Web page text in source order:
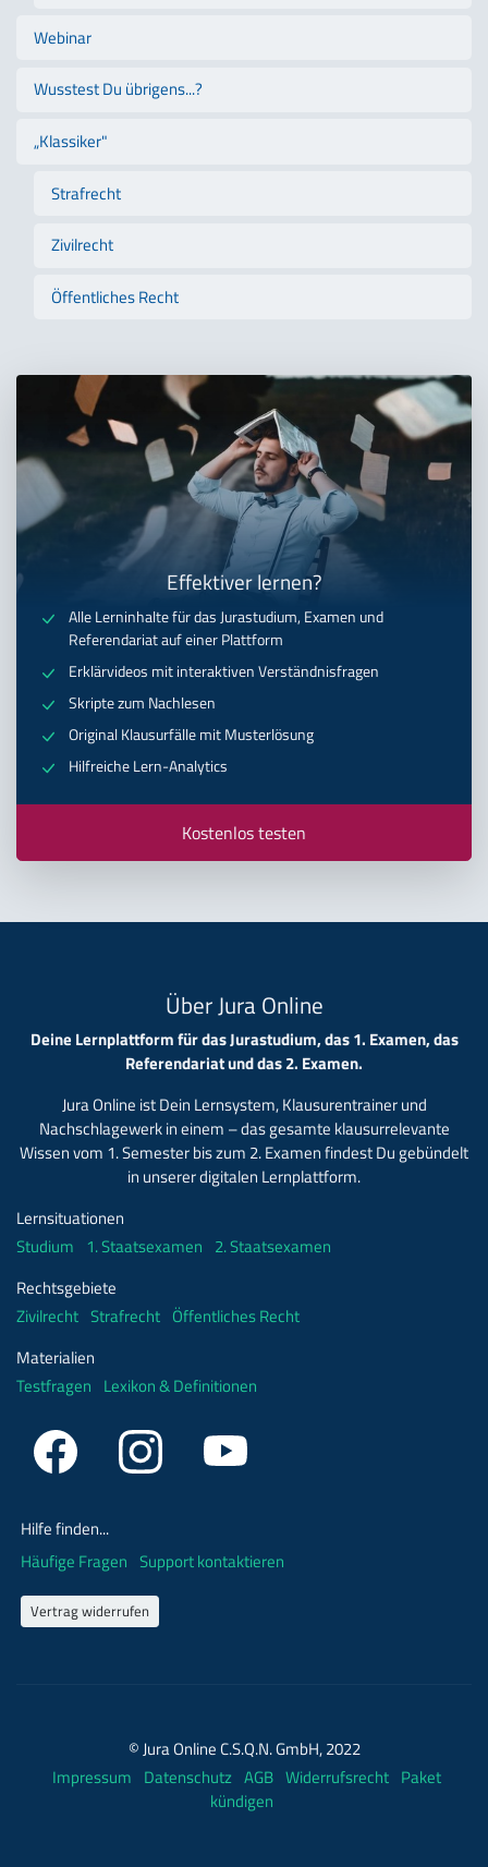
Webinar
Wusstest Du übrigens...?
„Klassiker"
Strafrecht
Zivilrecht
Öffentliches Recht
Effektiver lernen?
Alle Lerninhalte für das Jurastudium, Examen und
Referendariat auf einer Plattform
Erklärvideos mit interaktiven Verständnisfragen
Skripte zum Nachlesen
Original Klausurfälle mit Musterlösung
Hilfreiche Lern-Analytics
Kostenlos testen
Über Jura Online
Deine Lernplattform für das Jurastudium, das 1. Examen, das
Referendariat und das 2. Examen.
Jura Online ist Dein Lernsystem, Klausurentrainer und
Nachschlagewerk in einem – das gesamte klausurrelevante
Wissen vom 1. Semester bis zum 2. Examen findest Du gebündelt
in unserer digitalen Lernplattform.
Lernsituationen
Studium 1. Staatsexamen 2. Staatsexamen
Rechtsgebiete
Zivilrecht Strafrecht Öffentliches Recht
Materialien
Testfragen Lexikon & Definitionen
Hilfe finden...
Häufige Fragen Support kontaktieren
Vertrag widerrufen
© Jura Online C.S.Q.N. GmbH, 2022
Impressum Datenschutz AGB Widerrufsrecht Paket
kündigen